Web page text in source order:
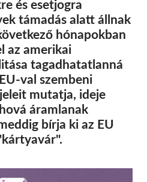
Csapat
Éves Jelentések
GYK
Munkalehetőségek
Collective Redress
SecureDrop
Kapcsolat
és esetjogra
támadás alatt állnak
hónapokban
az amerikai
tagadhatatlanná
val szembeni
mutatja, ideje
áramlanak
bírja ki az EU